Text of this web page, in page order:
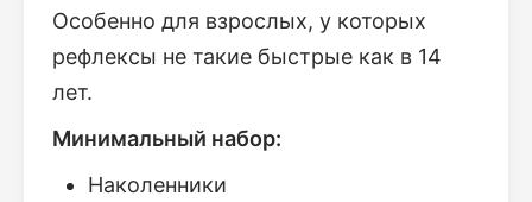
Особенно для взрослых, у которых
рефлексы не такие быстрые как в 14
лет.
Минимальный набор:
Наколенники